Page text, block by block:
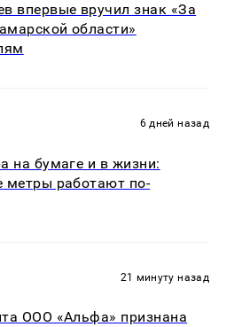
впервые вручил знак «За
области»
6 дней назад
на бумаге и в жизни:
метры работают по-
21 минуту назад
ООО «Альфа» признана